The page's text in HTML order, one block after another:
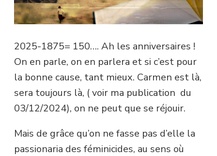
2025-1875= 150…. Ah les anniversaires !
On en parle, on en parlera et si c’est pour
la bonne cause, tant mieux. Carmen est là,
sera toujours là, ( voir ma publication du
03/12/2024), on ne peut que se réjouir.
Mais de grâce qu’on ne fasse pas d’elle la
passionaria des féminicides, au sens où